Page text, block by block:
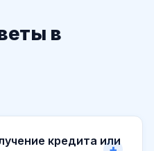
в
кредита или